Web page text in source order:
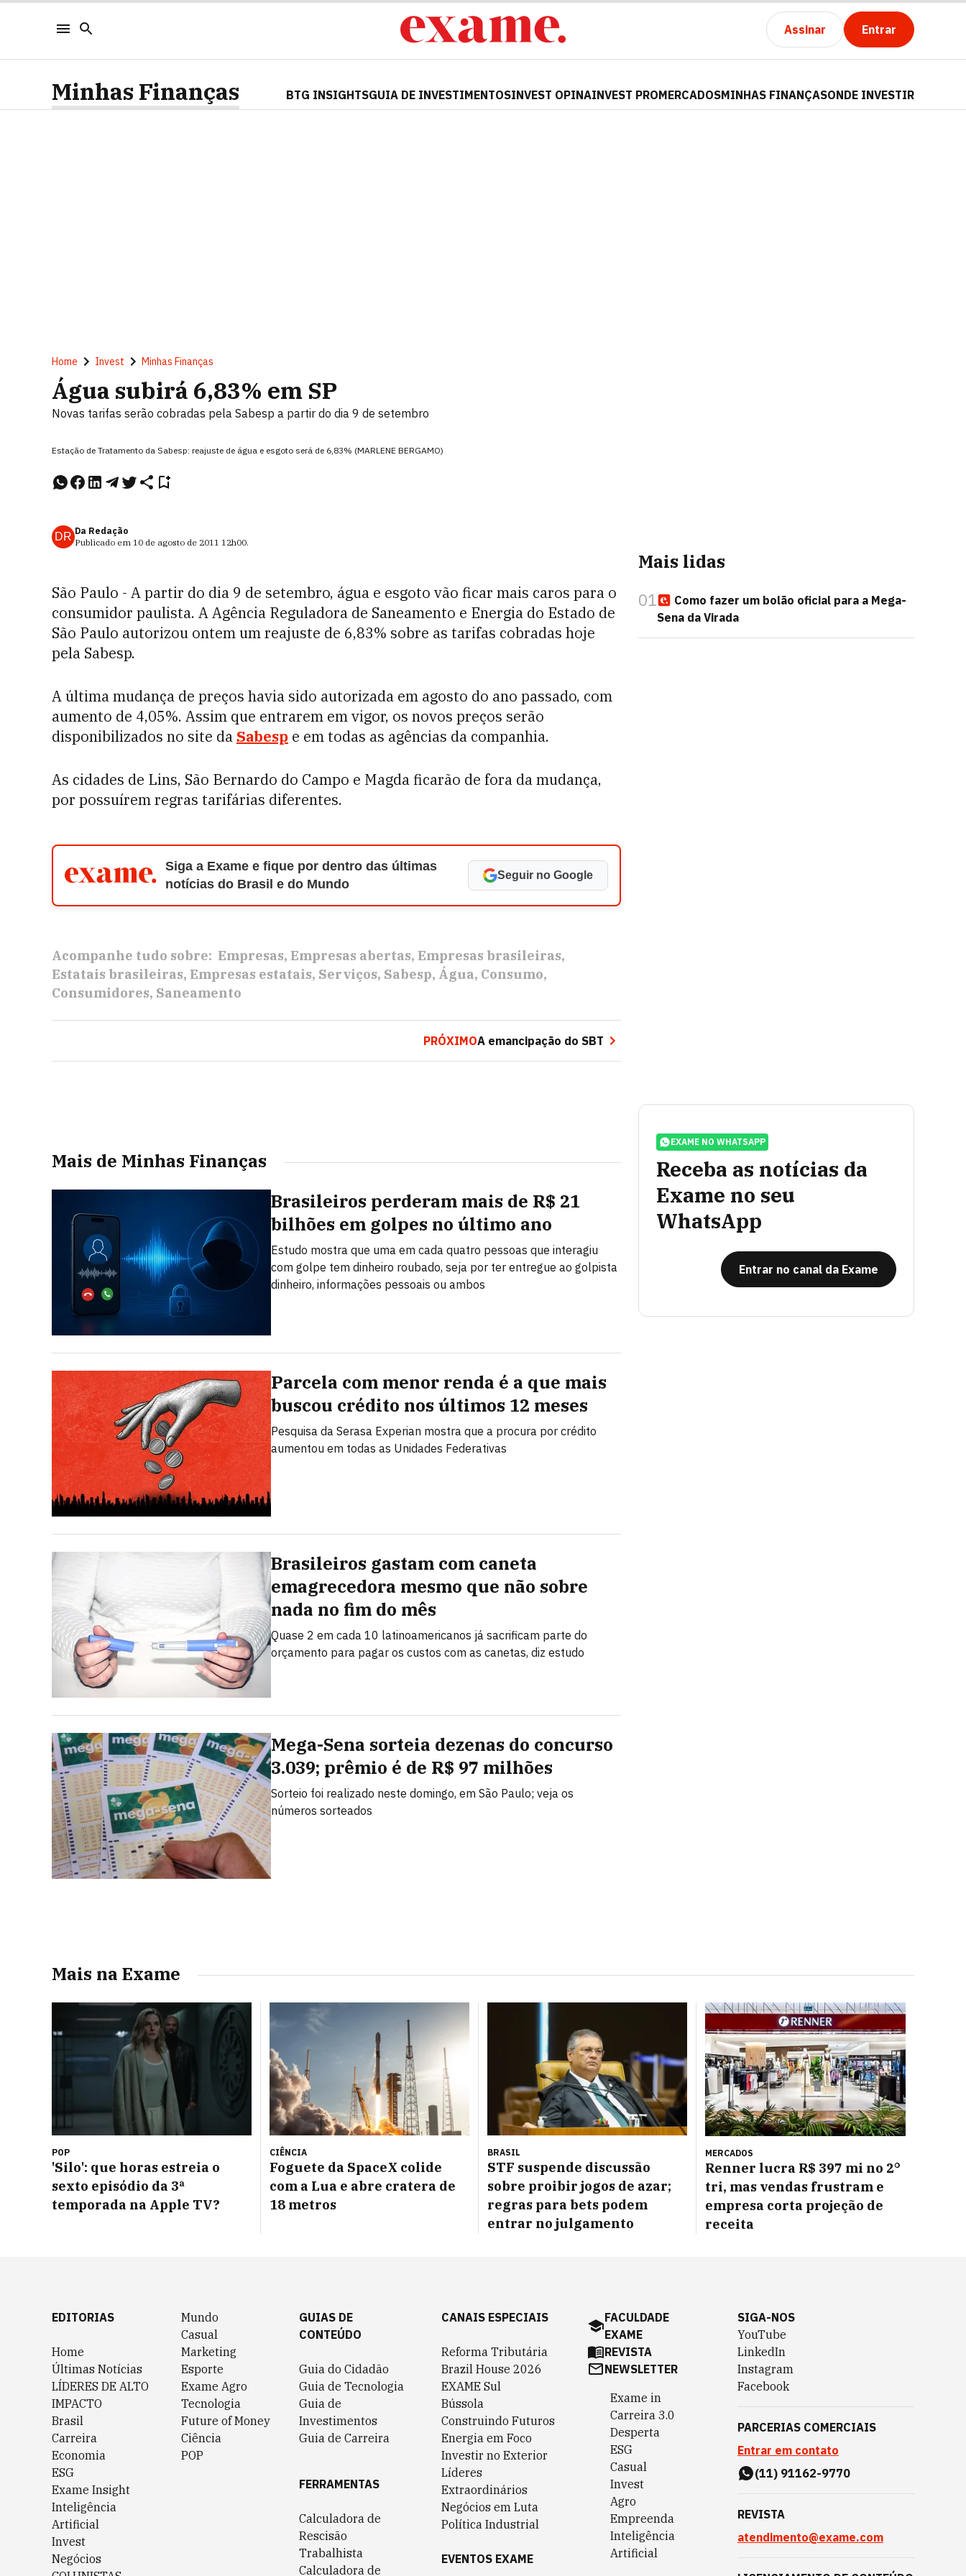
Assinar Entrar
Minhas Finanças BTG INSIGHTSGUIA DE INVESTIMENTOSINVEST OPINAINVEST PROMERCADOSMINHAS FINANÇASONDE INVESTIR
Home Invest Minhas Finanças
Água subirá 6,83% em SP
Novas tarifas serão cobradas pela Sabesp a partir do dia 9 de setembro
Estação de Tratamento da Sabesp: reajuste de água e esgoto será de 6,83% (MARLENE BERGAMO)
DR Da Redação
Publicado em 10 de agosto de 2011 12h00.
São Paulo - A partir do dia 9 de setembro, água e esgoto vão ficar mais caros para o
consumidor paulista. A Agência Reguladora de Saneamento e Energia do Estado de
São Paulo autorizou ontem um reajuste de 6,83% sobre as tarifas cobradas hoje
pela Sabesp.
A última mudança de preços havia sido autorizada em agosto do ano passado, com
aumento de 4,05%. Assim que entrarem em vigor, os novos preços serão
disponibilizados no site da Sabesp e em todas as agências da companhia.
As cidades de Lins, São Bernardo do Campo e Magda ficarão de fora da mudança,
por possuírem regras tarifárias diferentes.
Siga a Exame e fique por dentro das últimas
notícias do Brasil e do Mundo
Seguir no Google
Acompanhe tudo sobre: Empresas Empresas abertas Empresas brasileiras
Estatais brasileiras Empresas estatais Serviços Sabesp Água Consumo
Consumidores Saneamento
PRÓXIMOA emancipação do SBT
Mais de Minhas Finanças
Brasileiros perderam mais de R$ 21
bilhões em golpes no último ano
Estudo mostra que uma em cada quatro pessoas que interagiu
com golpe tem dinheiro roubado, seja por ter entregue ao golpista
dinheiro, informações pessoais ou ambos
Parcela com menor renda é a que mais
buscou crédito nos últimos 12 meses
Pesquisa da Serasa Experian mostra que a procura por crédito
aumentou em todas as Unidades Federativas
Brasileiros gastam com caneta
emagrecedora mesmo que não sobre
nada no fim do mês
Quase 2 em cada 10 latinoamericanos já sacrificam parte do
orçamento para pagar os custos com as canetas, diz estudo
Mega-Sena sorteia dezenas do concurso
3.039; prêmio é de R$ 97 milhões
Sorteio foi realizado neste domingo, em São Paulo; veja os
números sorteados
Mais lidas
01
Como fazer um bolão oficial para a Mega-
Sena da Virada
EXAME NO WHATSAPP
Receba as notícias da
Exame no seu
WhatsApp
Entrar no canal da Exame
Mais na Exame
POP
'Silo': que horas estreia o
sexto episódio da 3ª
temporada na Apple TV?
CIÊNCIA
Foguete da SpaceX colide
com a Lua e abre cratera de
18 metros
BRASIL
STF suspende discussão
sobre proibir jogos de azar;
regras para bets podem
entrar no julgamento
MERCADOS
Renner lucra R$ 397 mi no 2°
tri, mas vendas frustram e
empresa corta projeção de
receita
EDITORIAS
Home
Últimas Notícias
LÍDERES DE ALTO
IMPACTO
Brasil
Carreira
Economia
ESG
Exame Insight
Inteligência
Artificial
Invest
Negócios
Mundo
Casual
Marketing
Esporte
Exame Agro
Tecnologia
Future of Money
Ciência
POP
GUIAS DE
CONTEÚDO
Guia do Cidadão
Guia de Tecnologia
Guia de
Investimentos
Guia de Carreira
FERRAMENTAS
Calculadora de
Rescisão
Trabalhista
Calculadora de
CANAIS ESPECIAIS
Reforma Tributária
Brazil House 2026
EXAME Sul
Bússola
Construindo Futuros
Energia em Foco
Investir no Exterior
Líderes
Extraordinários
Negócios em Luta
Política Industrial
EVENTOS EXAME
FACULDADE
EXAME
REVISTA
NEWSLETTER
Exame in
Carreira 3.0
Desperta
ESG
Casual
Invest
Agro
Empreenda
Inteligência
Artificial
SIGA-NOS
YouTube
LinkedIn
Instagram
Facebook
PARCERIAS COMERCIAIS
Entrar em contato
(11) 91162-9770
REVISTA
atendimento@exame.com